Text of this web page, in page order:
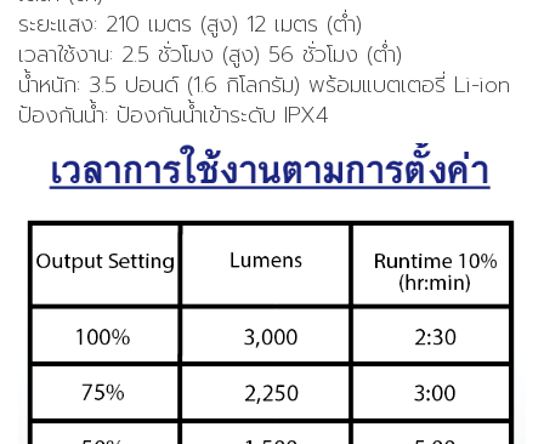
ระยะแสง: 210 เมตร (สูง) 12 เมตร (ต่ำ)
เวลาใช้งาน: 2.5 ชั่วโมง (สูง) 56 ชั่วโมง (ต่ำ)
น้ำหนัก: 3.5 ปอนด์ (1.6 กิโลกรัม) พร้อมแบตเตอรี่ Li-ion
ป้องกันน้ำ: ป้องกันน้ำเข้าระดับ IPX4